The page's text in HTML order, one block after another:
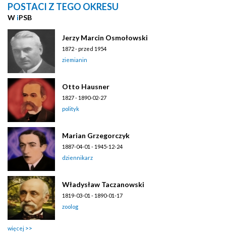
POSTACI Z TEGO OKRESU
W iPSB
Jerzy Marcin Osmołowski
1872 - przed 1954
ziemianin
Otto Hausner
1827 - 1890-02-27
polityk
Marian Grzegorczyk
1887-04-01 - 1945-12-24
dziennikarz
Władysław Taczanowski
1819-03-01 - 1890-01-17
zoolog
więcej